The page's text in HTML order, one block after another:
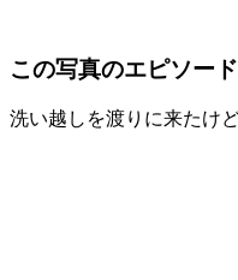
この写真のエピソード
洗い越しを渡りに来たけ